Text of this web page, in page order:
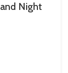
Night